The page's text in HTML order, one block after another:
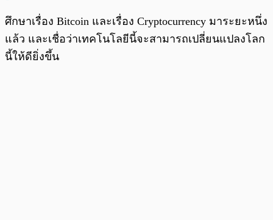
ศึกษาเรื่อง Bitcoin และเรื่อง Cryptocurrency มาระยะหนึ่ง
แล้ว และเชื่อว่าเทคโนโลยีนี้จะสามารถเปลี่ยนแปลงโลก
นี้ให้ดียิ่งขึ้น